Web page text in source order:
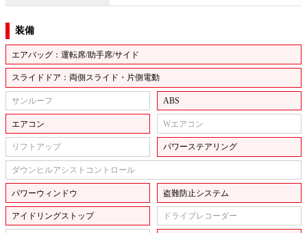
装備
エアバッグ：運転席/助手席/サイド
スライドドア：両側スライド・片側電動
サンルーフ ABS
エアコン Wエアコン
リフトアップ パワーステアリング
ダウンヒルアシストコントロール
パワーウィンドウ 盗難防止システム
アイドリングストップ ドライブレコーダー